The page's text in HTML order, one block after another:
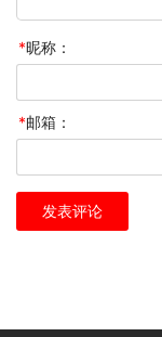
*昵称：
*邮箱：